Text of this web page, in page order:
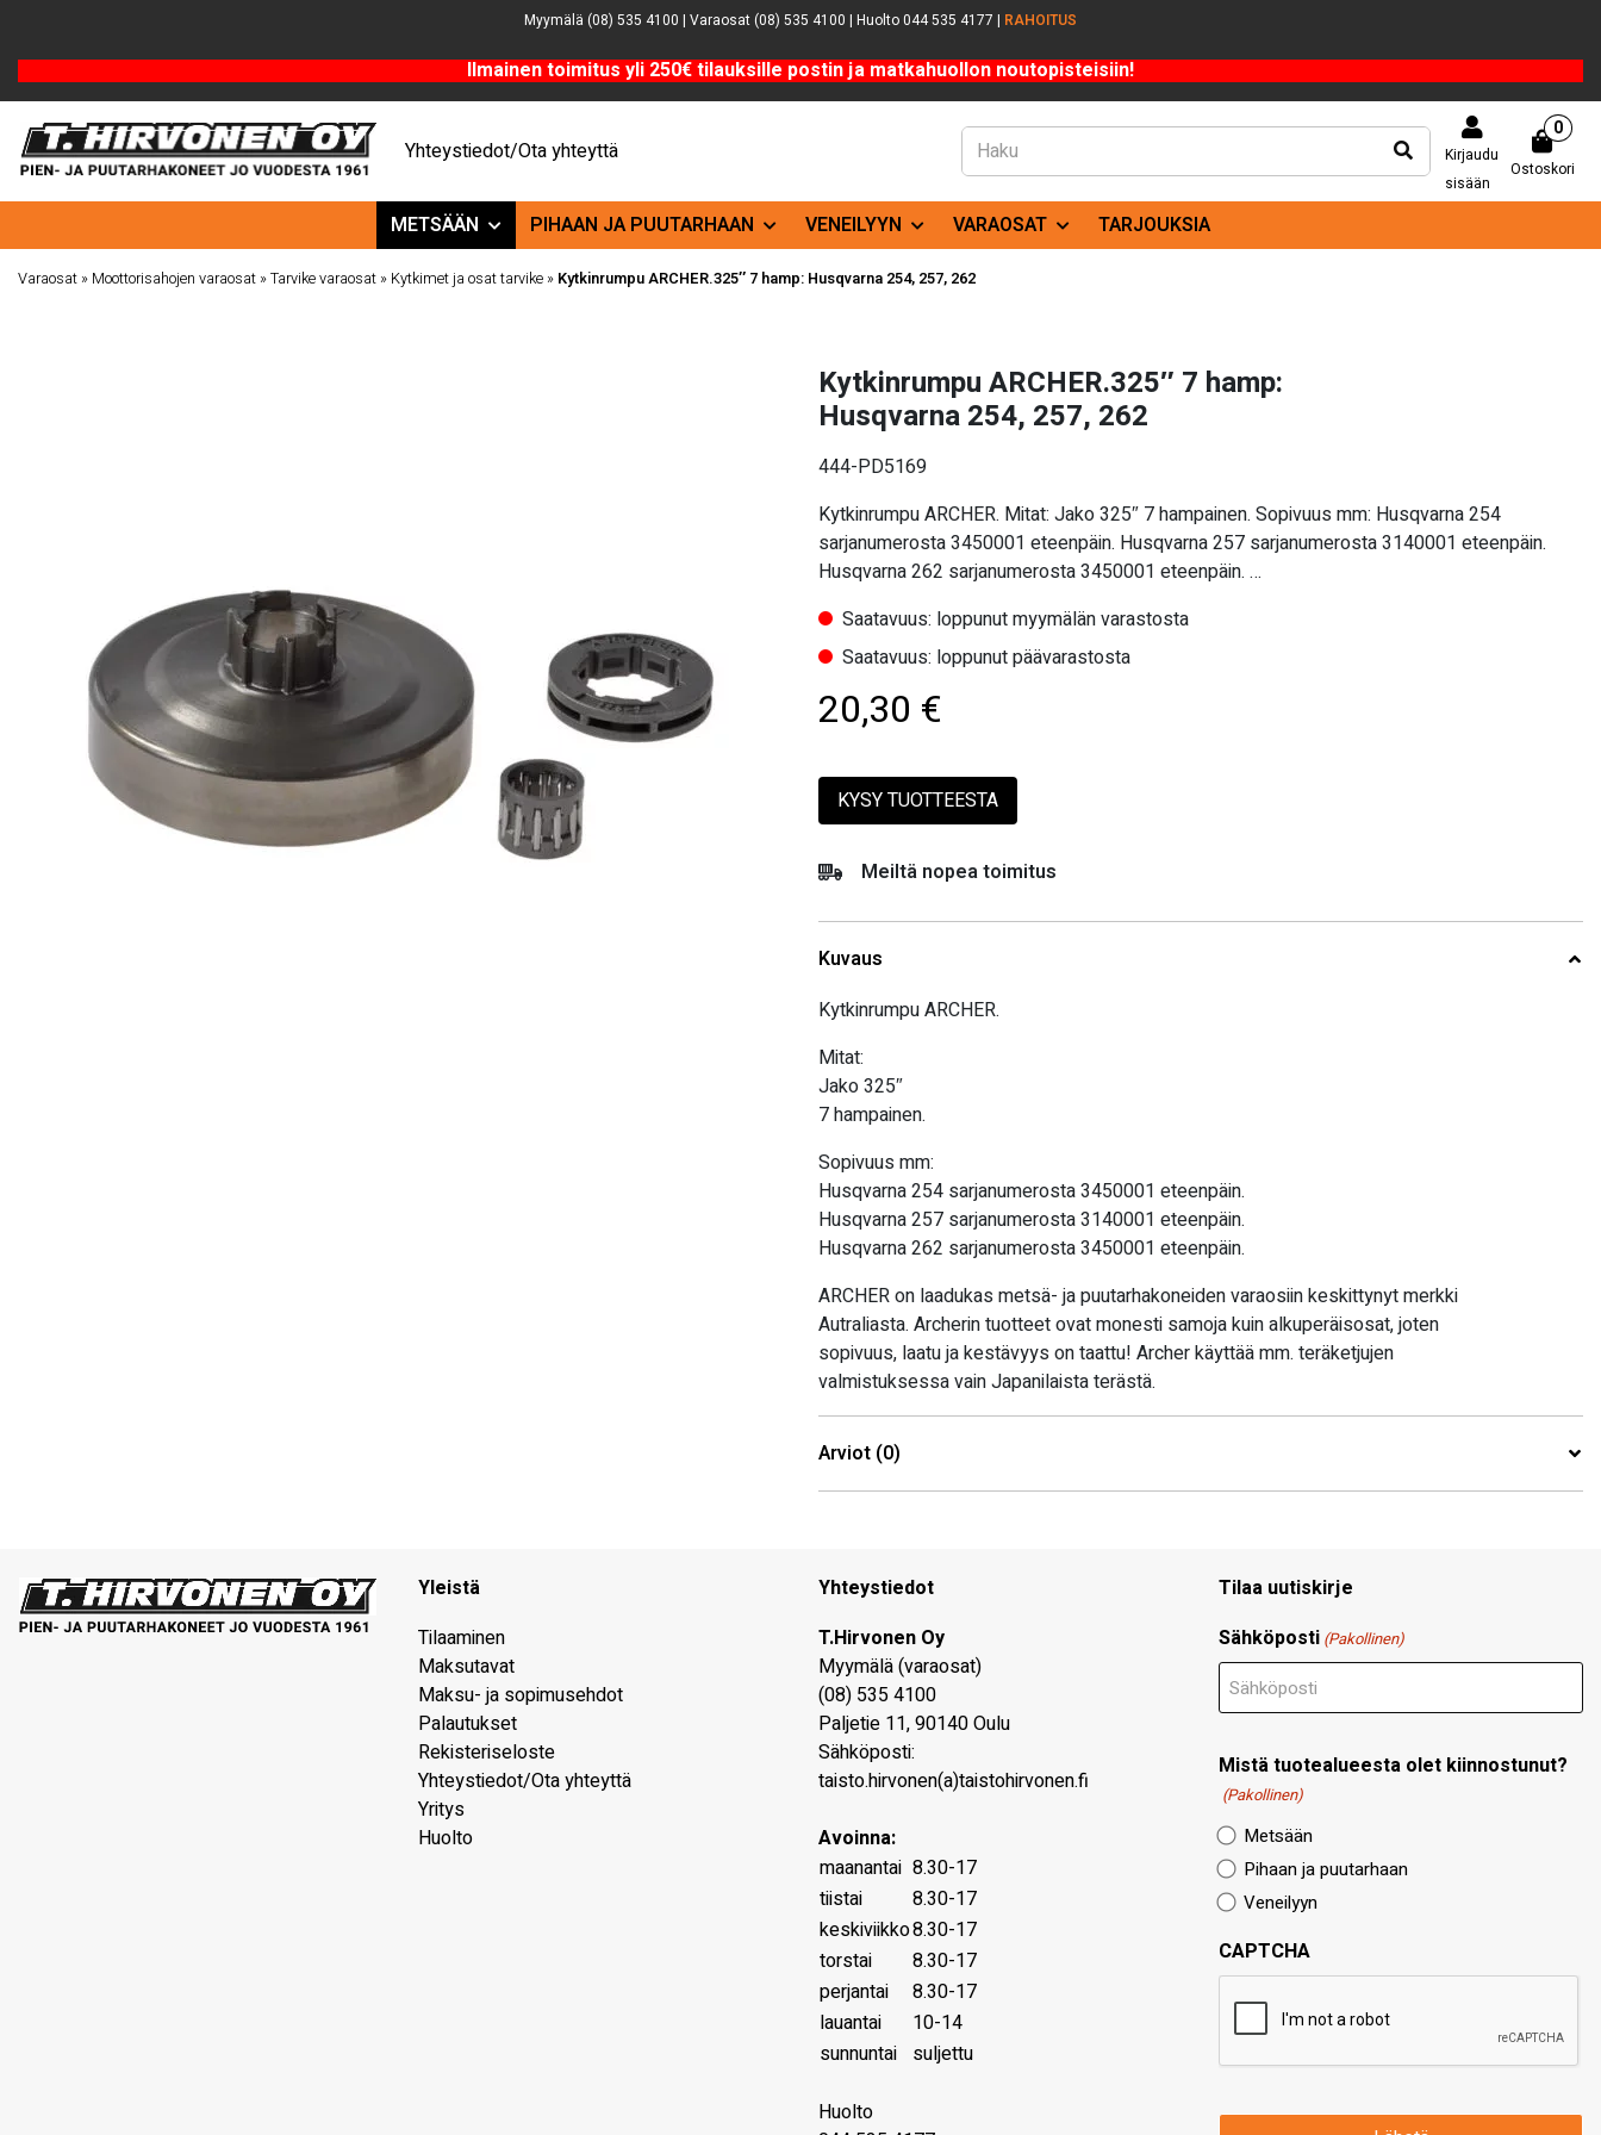
Myymälä (08) 535 4100 | Varaosat (08) 535 4100 | Huolto 044 535 4177 | RAHOITUS
Ilmainen toimitus yli 250€ tilauksille postin ja matkahuollon noutopisteisiin!
Yhteystiedot/Ota yhteyttä
Kirjaudu
sisään
Ostoskori
0
METSÄÄN PIHAAN JA PUUTARHAAN VENEILYYN VARAOSAT TARJOUKSIA
Varaosat » Moottorisahojen varaosat »Tarvike varaosat » Kytkimet ja osat tarvike » Kytkinrumpu ARCHER.325″ 7 hamp: Husqvarna 254, 257, 262
Kytkinrumpu ARCHER.325″ 7 hamp:
Husqvarna 254, 257, 262
444-PD5169
Kytkinrumpu ARCHER. Mitat: Jako 325″ 7 hampainen. Sopivuus mm: Husqvarna 254
sarjanumerosta 3450001 eteenpäin. Husqvarna 257 sarjanumerosta 3140001 eteenpäin.
Husqvarna 262 sarjanumerosta 3450001 eteenpäin. …
Saatavuus: loppunut myymälän varastosta
Saatavuus: loppunut päävarastosta
20,30 €
KYSY TUOTTEESTA
Meiltä nopea toimitus
Kuvaus
Kytkinrumpu ARCHER.
Mitat:
Jako 325″
7 hampainen.
Sopivuus mm:
Husqvarna 254 sarjanumerosta 3450001 eteenpäin.
Husqvarna 257 sarjanumerosta 3140001 eteenpäin.
Husqvarna 262 sarjanumerosta 3450001 eteenpäin.
ARCHER on laadukas metsä- ja puutarhakoneiden varaosiin keskittynyt merkki
Autraliasta. Archerin tuotteet ovat monesti samoja kuin alkuperäisosat, joten
sopivuus, laatu ja kestävyys on taattu! Archer käyttää mm. teräketjujen
valmistuksessa vain Japanilaista terästä.
Arviot (0)
Yleistä
Tilaaminen
Maksutavat
Maksu- ja sopimusehdot
Palautukset
Rekisteriseloste
Yhteystiedot/Ota yhteyttä
Yritys
Huolto
Yhteystiedot
T.Hirvonen Oy
Myymälä (varaosat)
(08) 535 4100
Paljetie 11,90140Oulu
Sähköposti:
taisto.hirvonen(a)taistohirvonen.fi
Avoinna:
maanantai 8.30-17
tiistai
8.30-17
keskiviikko8.30-17
torstai
8.30-17
perjantai
8.30-17
lauantai
10-14
sunnuntai suljettu
Huolto
Tilaa uutiskirje
Sähköposti (Pakollinen)
Mistä tuotealueesta olet kiinnostunut?
(Pakollinen)
Metsään
Pihaan ja puutarhaan
Veneilyyn
CAPTCHA